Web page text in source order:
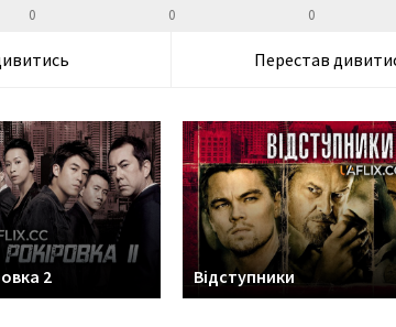
0 0 0
Перестав
2 Відступники